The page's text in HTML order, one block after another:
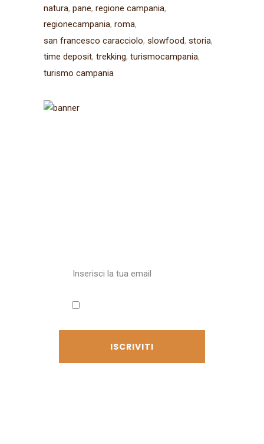
natura pane regione campania
regionecampania roma
san francesco caracciolo slowfood storia
time deposit trekking turismocampania
turismo campania